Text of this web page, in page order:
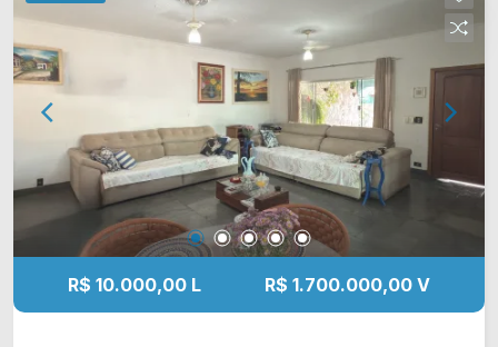
R$ 10.000,00 L R$ 1.700.000,00 V